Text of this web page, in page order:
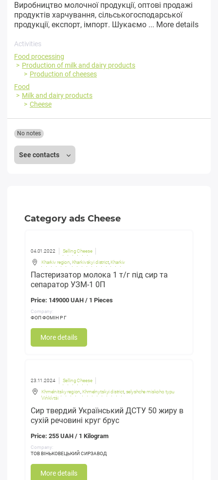
Виробництво молочної продукції, оптові продажі
продуктів харчування, сільськогосподарської
продукції, експорт, імпорт. Шукаємо ... More details
Activities
Food processing
Production of milk and dairy products
Production of cheeses
Food
Milk and dairy products
Cheese
See contacts
No notes
Category ads Cheese
04.01.2022 Selling Cheese
Kharkiv region Kharkivskyi district, Kharkiv
Пастеризатор молока 1 т/г під сир та
сепаратор УЗМ-1 0П
Price: 149000 UAH / 1 Pieces
Company:
ФОП ФОМІН Р Г
More details
23.11.2024 Selling Cheese
Khmelnitsky region Khmelnytskyi district, selyshche miskoho typu
Vinkivtsi
Сир твердий Український ДСТУ 50 жиру в
сухій речовині круг брус
Price: 255 UAH / 1 Kilogram
Company:
ТОВ ВІНЬКОВЕЦЬКИЙ СИРЗАВОД
More details